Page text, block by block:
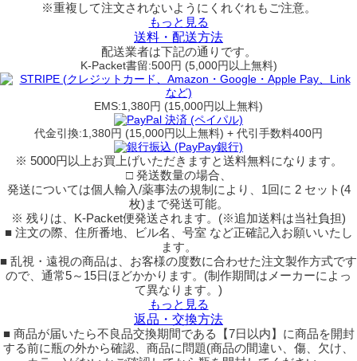
※重複して注文されないようにくれぐれもご注意。
もっと見る
送料・配送方法
配送業者は下記の通りです。
K-Packet書留:500円 (5,000円以上無料)
EMS:1,380円 (15,000円以上無料)
代金引換:1,380円 (15,000円以上無料) + 代引手数料400円
※ 5000円以上お買上げいただきますと送料無料になります。
□ 発送数量の場合、
発送については個人輸入/薬事法の規制により、1回に 2 セット(4
枚)まで発送可能。
※ 残りは、K-Packet便発送されます。(※追加送料は当社負担)
■ 注文の際、住所番地、ビル名、号室 など正確記入お願いいたし
ます。
■ 乱視・遠視の商品は、お客様の度数に合わせた注文製作方式です
ので、通常5～15日ほどかかります。(制作期間はメーカーによっ
て異なります。)
もっと見る
返品・交換方法
■ 商品が届いたら不良品交換期間である【7日以内】に商品を開封
する前に瓶の外から確認、商品に問題(商品の間違い、傷、欠け、